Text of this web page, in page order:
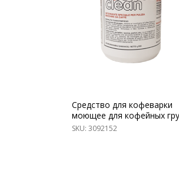
Средство для кофеварки
моющее для кофейных
Coffee Clean, таблетки, 60
SKU: 3092152